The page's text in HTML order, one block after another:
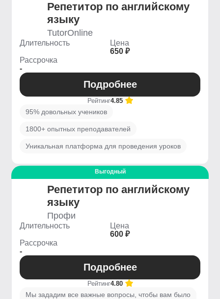
Репетитор по английскому
языку
TutorOnline
Длительность
Цена
650 ₽
Рассрочка
-
Подробнее
Рейтинг4.85
95% довольных учеников
1800+ опытных преподавателей
Уникальная платформа для проведения уроков
Выгодный
Репетитор по английскому
языку
Профи
Длительность
Цена
600 ₽
Рассрочка
-
Подробнее
Рейтинг4.80
Мы зададим все важные вопросы, чтобы вам было